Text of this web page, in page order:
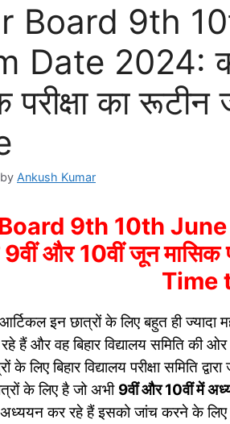
Board 9th
Date 2024:
परीक्षा का
by Ankush Kumar
9th 10th
9वीं और 10वीं जून मासिक
Time
इन छात्रों के लिए बहुत ही ज्यादा
हैं और वह बिहार विद्यालय समिति की
के लिए बिहार विद्यालय परीक्षा समिति
के लिए है जो अभी 9वीं और 10वीं में
कर रहे हैं इसको जांच करने के लिए